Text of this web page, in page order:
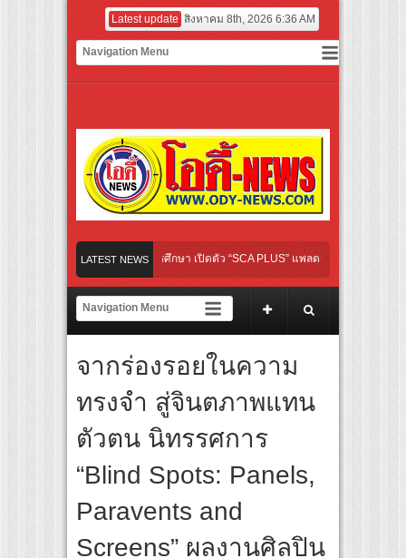
Latest update สิงหาคม 8th, 2026 6:36 AM
LATEST NEWS
ใหม่ในวงการการศึกษา เปิดตัว “SCA PLUS” แพลตฟอร์มการเรียนรู้ “Creative
อดการลงทุนในธุรกิจการศึกษากว่า 100 ล้านบาท
ทางจาการ์ตา-กรุงเทพฯ เสริม Air Connectivity ดึงนักท่องเที่ยวคุณภาพจากอินโดนีเ
ย เตรียมเดบิวต์ลงซีรีย์แนวตั้ง พร้อมเขย่าวงการบันเทิงยุคดิจิทัล
“Your Candy” พร้อมเสิร์ฟ MV สดใส ได้ “ต้าเหนิง” และ “ณิชา” ร่วมเติมสีสัน
กระแส ผิวโชกุ ผิวโชว์ได้ ตอบโจทย์คนรุ่นใหม่
ใหม่ในวงการการศึกษา เปิดตัว “SCA PLUS” แพลตฟอร์มการเรียนรู้ “Creative
อดการลงทุนในธุรกิจการศึกษากว่า 100 ล้านบาท
จากร่องรอยในความ
ทรงจำ สู่จินตภาพแทน
ตัวตน นิทรรศการ
“Blind Spots: Panels,
Paravents and
Screens” ผลงานศิลปิน